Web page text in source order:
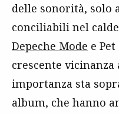
delle sonorità, solo
conciliabili nel
Depeche Mode e
crescente
importanza sta
album, che hanno